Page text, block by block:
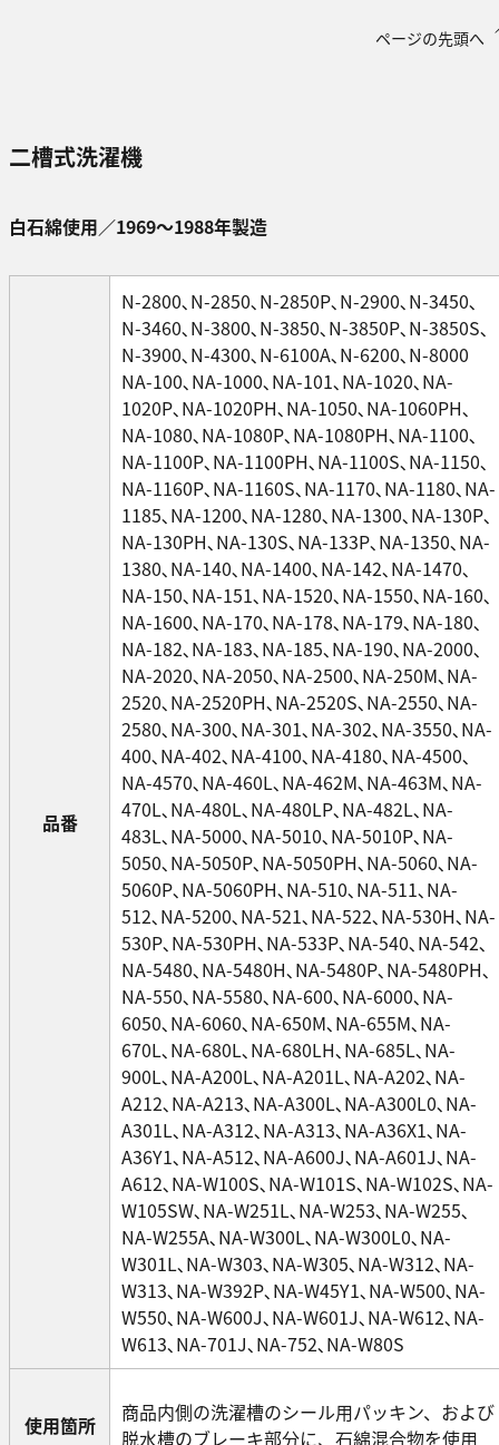
ページの先頭へ
二槽式洗濯機
白石綿使用／1969～1988年製造
品番
N-2800､N-2850､N-2850P､N-2900､N-3450､
N-3460､N-3800､N-3850､N-3850P､N-3850S､
N-3900､N-4300､N-6100A､N-6200､N-8000
NA-100､NA-1000､NA-101､NA-1020､NA-
1020P､NA-1020PH､NA-1050､NA-1060PH､
NA-1080､NA-1080P､NA-1080PH､NA-1100､
NA-1100P､NA-1100PH､NA-1100S､NA-1150､
NA-1160P､NA-1160S､NA-1170､NA-1180､NA-
1185､NA-1200､NA-1280､NA-1300､NA-130P､
NA-130PH､NA-130S､NA-133P､NA-1350､NA-
1380､NA-140､NA-1400､NA-142､NA-1470､
NA-150､NA-151､NA-1520､NA-1550､NA-160､
NA-1600､NA-170､NA-178､NA-179､NA-180､
NA-182､NA-183､NA-185､NA-190､NA-2000､
NA-2020､NA-2050､NA-2500､NA-250M､NA-
2520､NA-2520PH､NA-2520S､NA-2550､NA-
2580､NA-300､NA-301､NA-302､NA-3550､NA-
400､NA-402､NA-4100､NA-4180､NA-4500､
NA-4570､NA-460L､NA-462M､NA-463M､NA-
470L､NA-480L､NA-480LP､NA-482L､NA-
483L､NA-5000､NA-5010､NA-5010P､NA-
5050､NA-5050P､NA-5050PH､NA-5060､NA-
5060P､NA-5060PH､NA-510､NA-511､NA-
512､NA-5200､NA-521､NA-522､NA-530H､NA-
530P､NA-530PH､NA-533P､NA-540､NA-542､
NA-5480､NA-5480H､NA-5480P､NA-5480PH､
NA-550､NA-5580､NA-600､NA-6000､NA-
6050､NA-6060､NA-650M､NA-655M､NA-
670L､NA-680L､NA-680LH､NA-685L､NA-
900L､NA-A200L､NA-A201L､NA-A202､NA-
A212､NA-A213､NA-A300L､NA-A300L0､NA-
A301L､NA-A312､NA-A313､NA-A36X1､NA-
A36Y1､NA-A512､NA-A600J､NA-A601J､NA-
A612､NA-W100S､NA-W101S､NA-W102S､NA-
W105SW､NA-W251L､NA-W253､NA-W255､
NA-W255A､NA-W300L､NA-W300L0､NA-
W301L､NA-W303､NA-W305､NA-W312､NA-
W313､NA-W392P､NA-W45Y1､NA-W500､NA-
W550､NA-W600J､NA-W601J､NA-W612､NA-
W613､NA-701J､NA-752､NA-W80S
使用箇所
商品内側の洗濯槽のシール用パッキン、および
脱水槽のブレーキ部分に、石綿混合物を使用